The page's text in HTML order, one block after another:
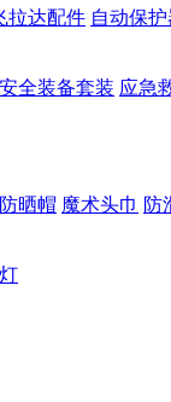
拉达配件 自动保护
全装备套装 应急
防晒帽 魔术头巾 防